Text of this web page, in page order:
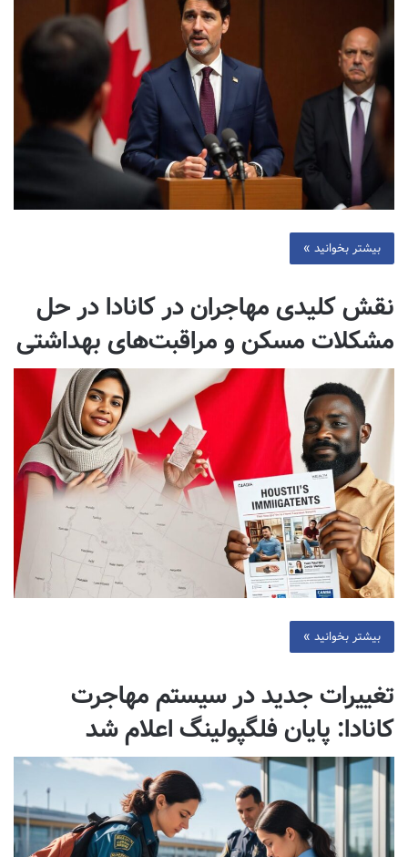
بیشتر بخوانید »
نقش کلیدی مهاجران در کانادا در حل
مشکلات مسکن و مراقبت‌های بهداشتی
بیشتر بخوانید »
تغییرات جدید در سیستم مهاجرت
کانادا: پایان فلگپولینگ اعلام شد